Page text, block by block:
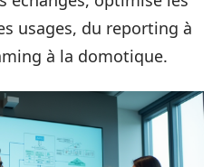
usages, du reporting à
à la domotique.